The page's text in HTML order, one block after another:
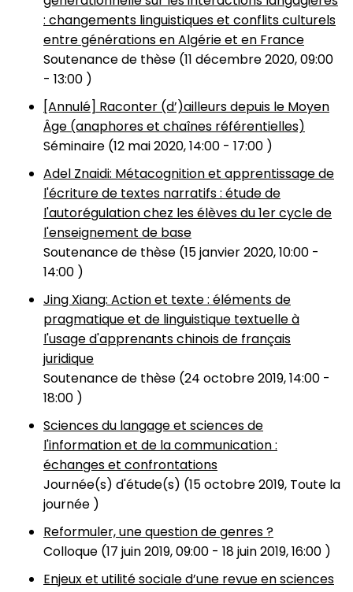
: changements linguistiques et conflits culturels
entre générations en Algérie et en France
Soutenance de thèse (11 décembre 2020, 09:00
- 13:00 )
[Annulé] Raconter (d’)ailleurs depuis le Moyen
Âge (anaphores et chaînes référentielles)
Séminaire (12 mai 2020, 14:00 - 17:00 )
Adel Znaidi: Métacognition et apprentissage de
l'écriture de textes narratifs : étude de
l'autorégulation chez les élèves du 1er cycle de
l'enseignement de base
Soutenance de thèse (15 janvier 2020, 10:00 -
14:00 )
Jing Xiang: Action et texte : éléments de
pragmatique et de linguistique textuelle à
l'usage d'apprenants chinois de français
juridique
Soutenance de thèse (24 octobre 2019, 14:00 -
18:00 )
Sciences du langage et sciences de
l'information et de la communication :
échanges et confrontations
Journée(s) d'étude(s) (15 octobre 2019, Toute la
journée )
Reformuler, une question de genres ?
Colloque (17 juin 2019, 09:00 - 18 juin 2019, 16:00 )
Enjeux et utilité sociale d’une revue en sciences